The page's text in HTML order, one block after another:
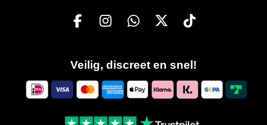
F
e
b
o
k
I
t
a
g
a
W
t
s
A
p
X
T
T
o
k
Veilig, discreet en snel!